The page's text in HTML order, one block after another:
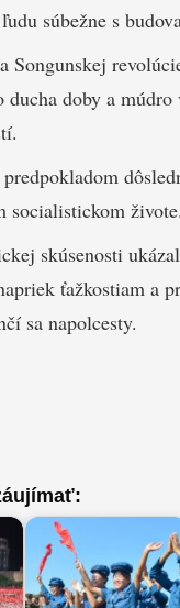
súbežne s
Songunskej
ducha doby a
socialistickom živote.
skúsenosti
ťažkostiam a
sa napolcesty.